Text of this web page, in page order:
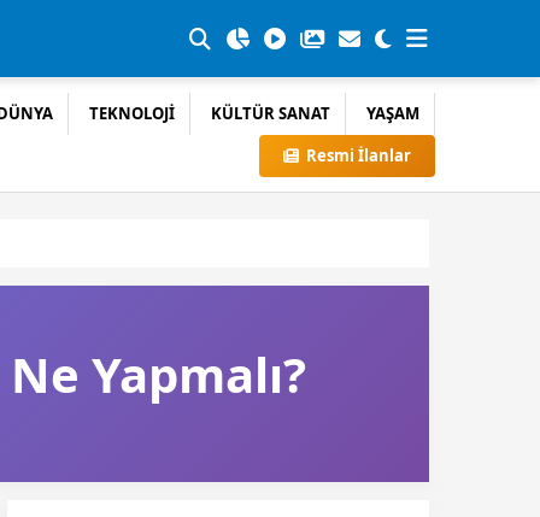
TEKNOLOJİ KÜLTÜR SANAT
YAŞAM
Resmi İlanlar
Yapmalı?